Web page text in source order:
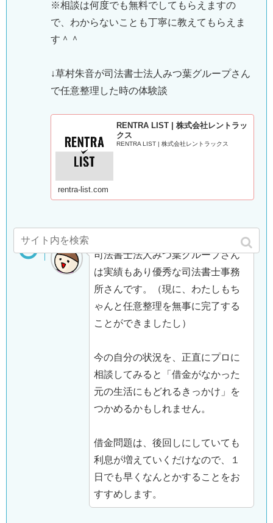
※相談は何度でも無料でしてもらえますの
で、わからないことも丁寧に教えてもらえま
す＾＾
↓草村朱音が司法書士法人みつ葉グループさん
で任意整理した時の体験談
RENTRA LIST | 株式会社レントラッ
クス
RENTRA LIST | 株式会社レントラックス
rentra-list.com
司法書士法人みつ葉グループさん
は実績もあり優秀な司法書士事務
所さんです。（現に、わたしもち
ゃんと任意整理を無事に完了する
ことができましたし）
今の自分の状況を、正直にプロに
相談してみると「借金がなかった
元の生活にもどれるきっかけ」を
つかめるかもしれません。
借金問題は、後回しにしていても
利息が増えていくだけなので、１
日でも早くなんとかすることをお
すすめします。